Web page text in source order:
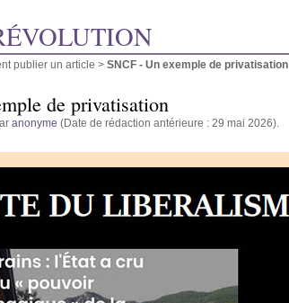
publier un article > SNCF - Un exemple de privatisation
de privatisation
anonyme (Date de rédaction antérieure : 29 mai 2026).